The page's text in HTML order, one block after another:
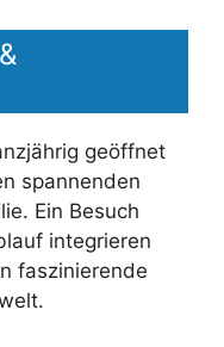
geöffnet
spannenden
Ein Besuch
integrieren
faszinierende